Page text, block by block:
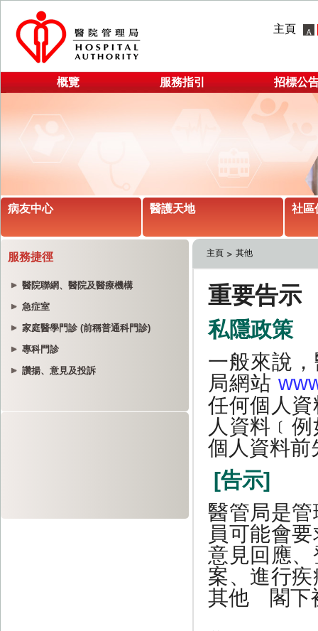
主頁
概覽 服務指引 招標公
病友中心 醫護天地 社區
服務捷徑
醫院聯網、醫院及醫療機構
急症室
家庭醫學門診 (前稱普通科門診)
專科門診
讚揚、意見及投訴
主頁 其他